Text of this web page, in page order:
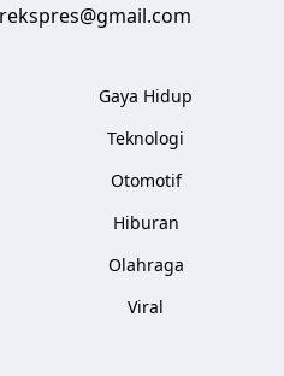
Gaya Hidup
Teknologi
Otomotif
Hiburan
Olahraga
Viral